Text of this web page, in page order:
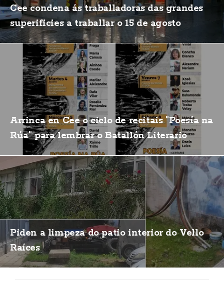
Cee condena ás traballadoras das grandes
superificies a traballar o 15 de agosto
Arrinca en Cee o ciclo de recitais "Poesía na
Rúa" para lembrar o Batallón Literario
Piden a limpeza do patio interior do Vello
Raíces